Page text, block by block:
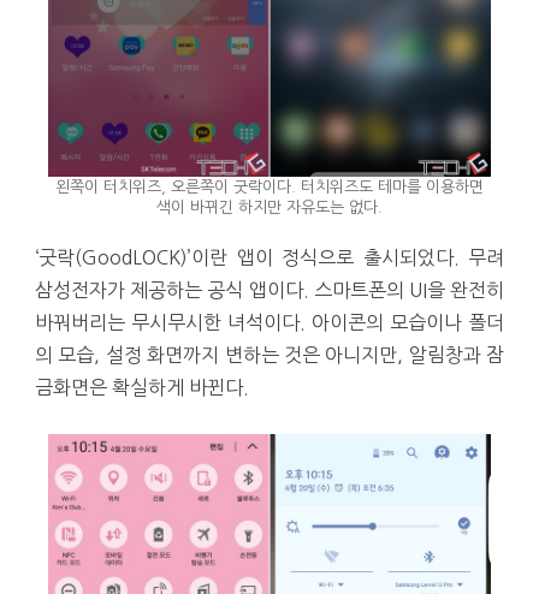
왼쪽이 터치위즈, 오른쪽이 굿락이다. 터치위즈도 테마를 이용하면
색이 바뀌긴 하지만 자유도는 없다.
‘굿락(GoodLOCK)’이란 앱이 정식으로 출시되었다. 무려
삼성전자가 제공하는 공식 앱이다. 스마트폰의 UI을 완전히
바꿔버리는 무시무시한 녀석이다. 아이콘의 모습이나 폴더
의 모습, 설정 화면까지 변하는 것은 아니지만, 알림창과 잠
금화면은 확실하게 바뀐다.